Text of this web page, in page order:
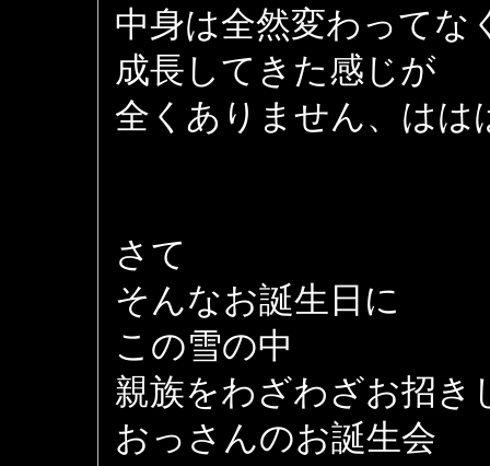
中身は全然変わってな
成長してきた感じが
全くありません、はは
さて
そんなお誕生日に
この雪の中
親族をわざわざお招き
おっさんのお誕生会